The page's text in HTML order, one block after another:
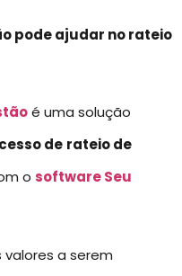
pode ajudar no rateio
é uma solução
de rateio de
o software Seu
a serem